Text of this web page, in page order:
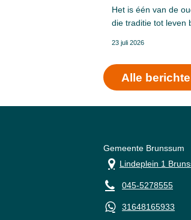
Het is één van de
die traditie tot leven
23 juli 2026
Alle
Gemeente Brunssum
Lindeplein 1
045-5278555
31648165933